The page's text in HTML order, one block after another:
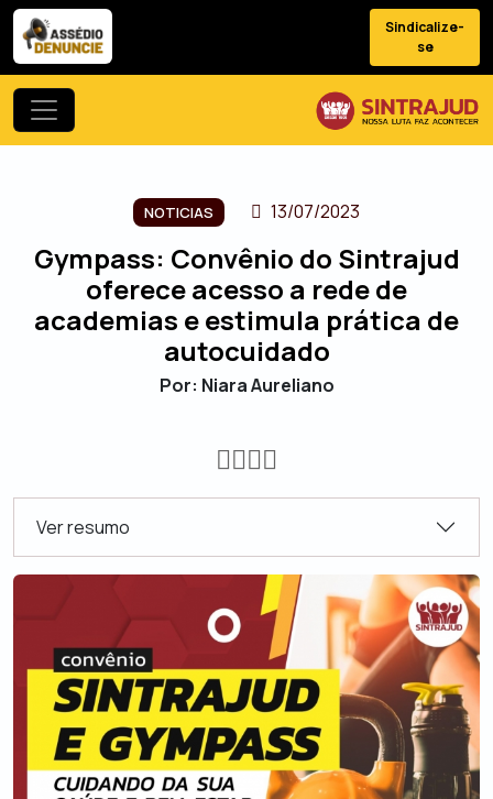
Sindicalize-
se
NOTICIAS 13/07/2023
Gympass: Convênio do Sintrajud
oferece acesso a rede de
academias e estimula prática de
autocuidado
Por: Niara Aureliano
Ver resumo